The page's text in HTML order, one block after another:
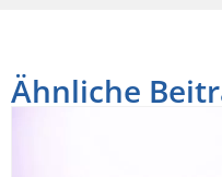
Ähnliche